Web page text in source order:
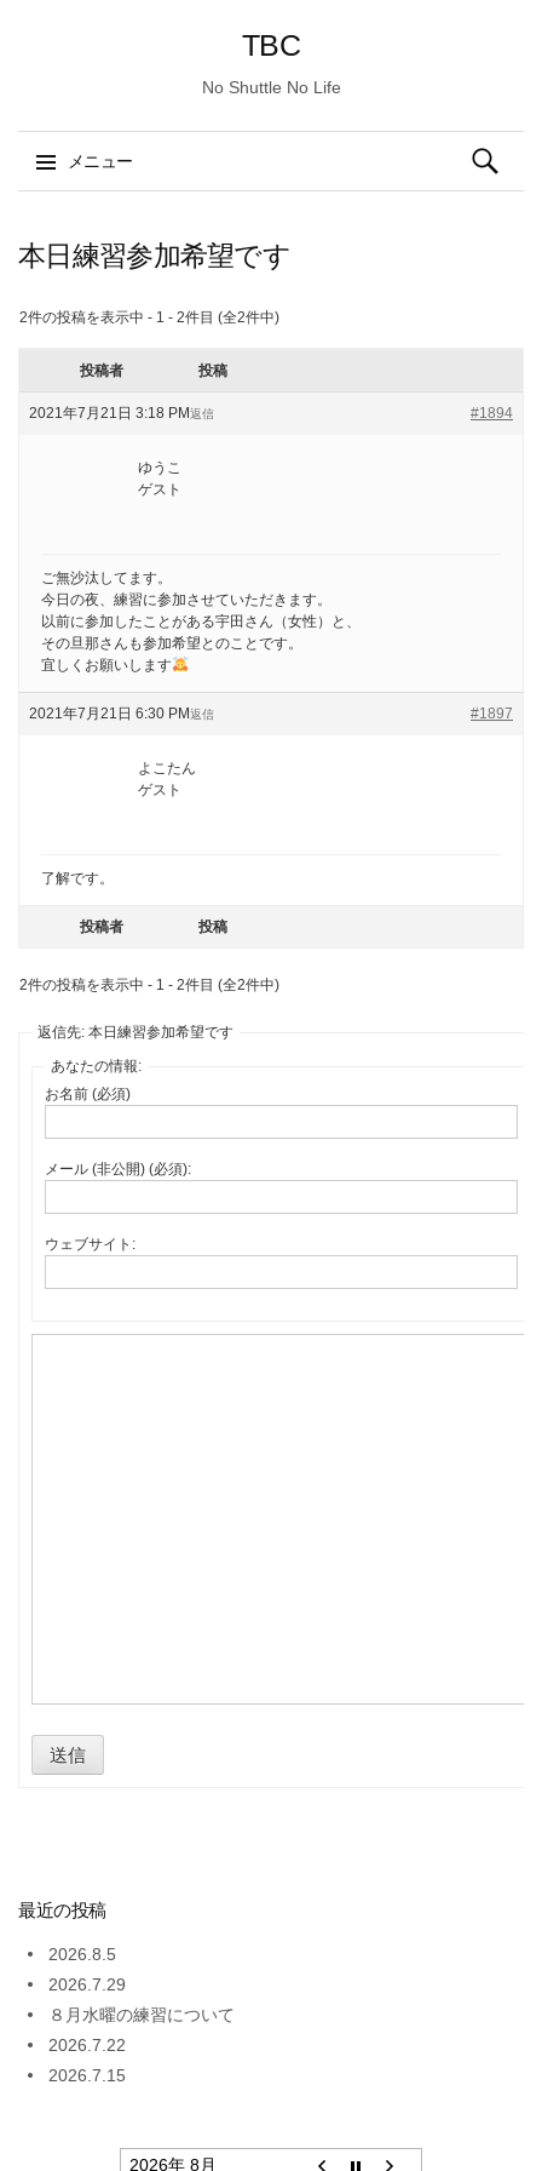
TBC
No Shuttle No Life
メニュー
ン
ン
キ
検
索:
本日練習参加希望です
2件の投稿を表示中 - 1 - 2件目 (全2件中)
投稿者 投稿
2021年7月21日 3:18 PM #1894
返信
ゆうこ
ゲスト
ご無沙汰してます。
今日の夜、練習に参加させていただきます。
以前に参加したことがある宇田さん（女性）と、
その旦那さんも参加希望とのことです。
宜しくお願いします
2021年7月21日 6:30 PM #1897
返信
よこたん
ゲスト
了解です。
投稿者 投稿
2件の投稿を表示中 - 1 - 2件目 (全2件中)
返信先: 本日練習参加希望です
あなたの情報:
お名前 (必須)
メール (非公開) (必須):
ウェブサイト:
送信
最近の投稿
2026.8.5
2026.7.29
８月水曜の練習について
2026.7.22
2026.7.15
2026年 8月